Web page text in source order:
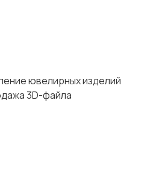
ювелирных изделий
3D-файла